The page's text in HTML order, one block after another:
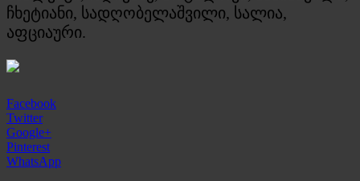
ჩხეტიანი, სადღობელაშვილი, სალია,
აფციაური.
Facebook
Twitter
Google+
Pinterest
WhatsApp